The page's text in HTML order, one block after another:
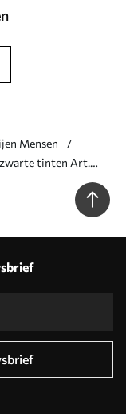
Mensen
tinten Art.